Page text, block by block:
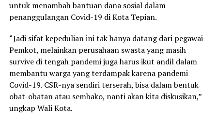
untuk menambah bantuan dana sosial dalam
penanggulangan Covid-19 di Kota Tepian.
“Jadi sifat kepedulian ini tak hanya datang dari pegawai
Pemkot, melainkan perusahaan swasta yang masih
survive di tengah pandemi juga harus ikut andil dalam
membantu warga yang terdampak karena pandemi
Covid-19. CSR-nya sendiri terserah, bisa dalam bentuk
obat-obatan atau sembako, nanti akan kita diskusikan,”
ungkap Wali Kota.